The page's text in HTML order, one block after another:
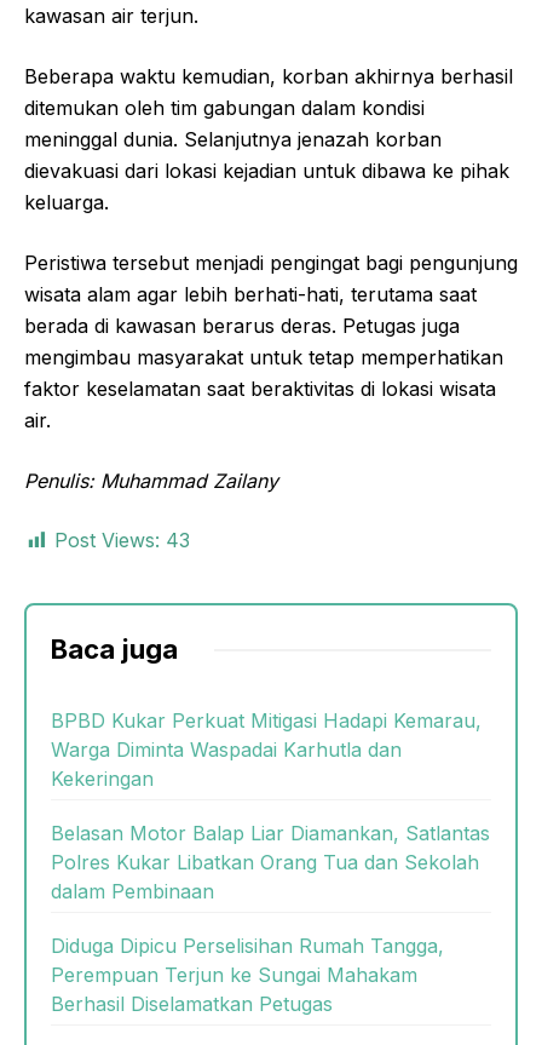
kawasan air terjun.
Beberapa waktu kemudian, korban akhirnya berhasil
ditemukan oleh tim gabungan dalam kondisi
meninggal dunia. Selanjutnya jenazah korban
dievakuasi dari lokasi kejadian untuk dibawa ke pihak
keluarga.
Peristiwa tersebut menjadi pengingat bagi pengunjung
wisata alam agar lebih berhati-hati, terutama saat
berada di kawasan berarus deras. Petugas juga
mengimbau masyarakat untuk tetap memperhatikan
faktor keselamatan saat beraktivitas di lokasi wisata
air.
Penulis: Muhammad Zailany
Post Views: 43
Baca juga
BPBD Kukar Perkuat Mitigasi Hadapi Kemarau,
Warga Diminta Waspadai Karhutla dan
Kekeringan
Belasan Motor Balap Liar Diamankan, Satlantas
Polres Kukar Libatkan Orang Tua dan Sekolah
dalam Pembinaan
Diduga Dipicu Perselisihan Rumah Tangga,
Perempuan Terjun ke Sungai Mahakam
Berhasil Diselamatkan Petugas